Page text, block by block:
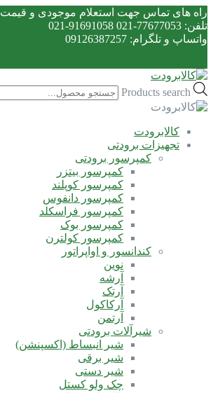
راه های تماس جهت استعلام موجودی و قیمت
تلفن: 77677053-021 91691058-021
واتساپ و تلگرام: 09126387257
Products search
کالابرودت
تجهیزات برودتی
کمپرسور برودتی
کمپرسور بیتزر
کمپرسور کوپلند
کمپرسور دانفوس
کمپرسور فراسکلد
کمپرسور بوک
کمپرسور کولترن
کندانسور و اواپراتور
نوین
آرشه
آرتک
آرکاکول
آرتمن
شیرآلات برودتی
شیر انبساط (اکسپنشن)
شیر برقی
شیر دستی
چک ولو کستل